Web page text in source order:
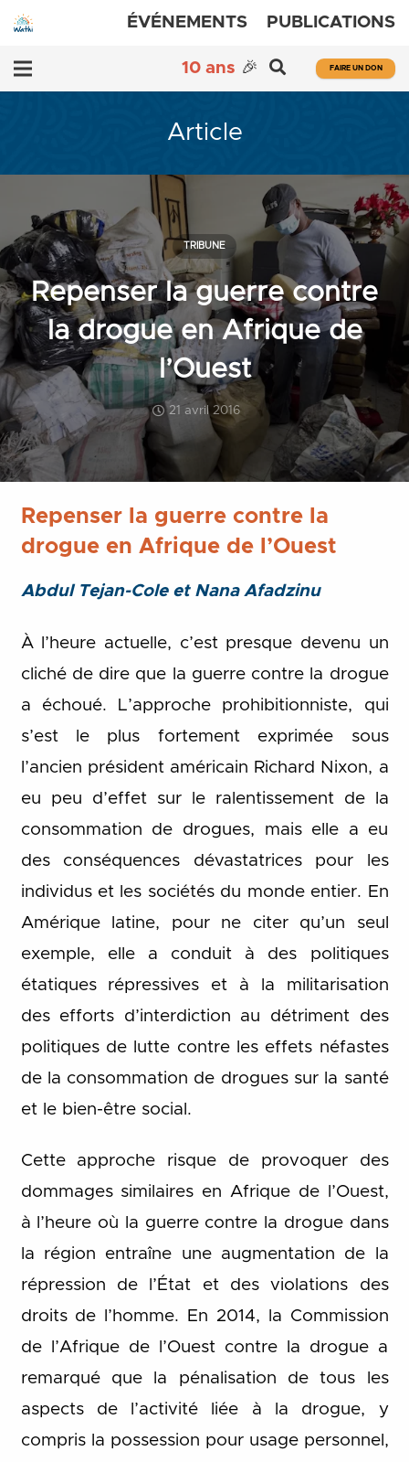
ÉVÉNEMENTS PUBLICATIONS
10 ans 🎉 FAIRE UN DON
Article
Repenser la guerre contre
la drogue en Afrique de
l’Ouest
21 avril 2016
TRIBUNE
Repenser la guerre contre la
drogue en Afrique de l’Ouest
Abdul Tejan-Cole et Nana Afadzinu
À l’heure actuelle, c’est presque devenu un
cliché de dire que la guerre contre la drogue
a échoué. L’approche prohibitionniste, qui
s’est le plus fortement exprimée sous
l’ancien président américain Richard Nixon, a
eu peu d’effet sur le ralentissement de la
consommation de drogues, mais elle a eu
des conséquences dévastatrices pour les
individus et les sociétés du monde entier. En
Amérique latine, pour ne citer qu’un seul
exemple, elle a conduit à des politiques
étatiques répressives et à la militarisation
des efforts d’interdiction au détriment des
politiques de lutte contre les effets néfastes
de la consommation de drogues sur la santé
et le bien-être social.
Cette approche risque de provoquer des
dommages similaires en Afrique de l’Ouest,
à l’heure où la guerre contre la drogue dans
la région entraîne une augmentation de la
répression de l’État et des violations des
droits de l’homme. En 2014, la Commission
de l’Afrique de l’Ouest contre la drogue a
remarqué que la pénalisation de tous les
aspects de l’activité liée à la drogue, y
compris la possession pour usage personnel,